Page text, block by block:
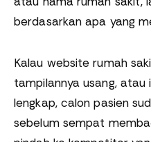
berdasarkan apa yang
Kalau website rumah
tampilannya usang,
lengkap, calon pasien
sebelum sempat